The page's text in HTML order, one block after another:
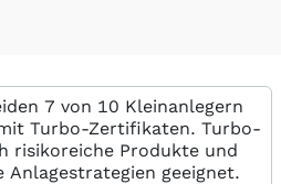
7 von 10 Kleinanlegern
Turbo-Zertifikaten. Turbo-
risikoreiche Produkte und
geeignet.